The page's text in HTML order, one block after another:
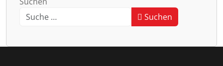
Suchen